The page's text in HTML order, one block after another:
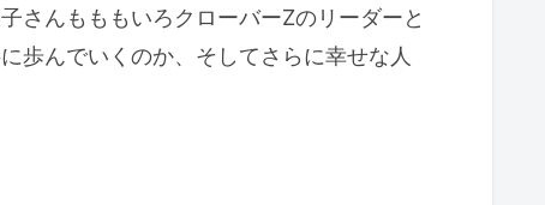
さんもももいろクローバーZのリーダーと
歩んでいくのか、そしてさらに幸せな人